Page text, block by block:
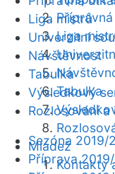
Liga
Tabulka
Mládež
Kontakty
Liga mistrů
Univerzitní
Návštěvnost
Tabulka
Výsledkový
Rozlosování a
Sezóna 2019/
Příprava